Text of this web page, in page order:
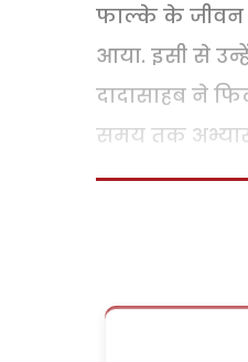
फाल्के के जीवन
आया. इसी से
दादासाहब ने
समय तक